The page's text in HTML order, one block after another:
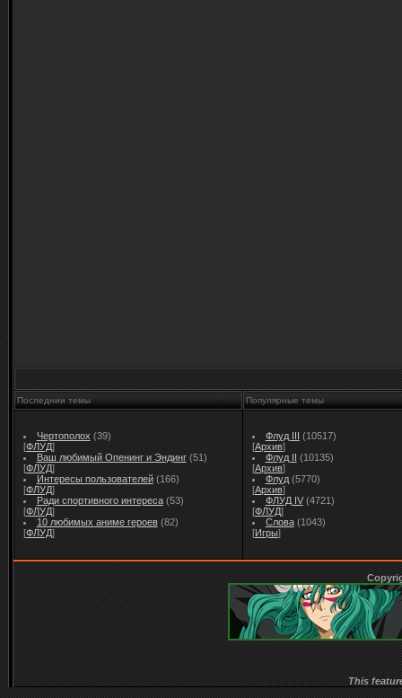
Последнии темы Популярные темы
Чертополох (39)
[ФЛУД]
Ваш любимый Опенинг и Эндинг (51)
[ФЛУД]
Интересы пользователей (166)
[ФЛУД]
Ради спортивного интереса (53)
[ФЛУД]
10 любимых аниме героев (82)
[ФЛУД]
Флуд III
(10517)
[Архив]
Флуд II
(10135)
[Архив]
Флуд (5770)
[Архив]
ФЛУД IV (4721)
[ФЛУД]
Слова (1043)
[Игры]
This